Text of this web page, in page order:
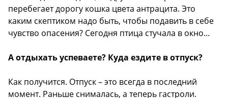
перебегает дорогу кошка цвета антрацита. Это
каким скептиком надо быть, чтобы подавить в себе
чувство опасения? Сегодня птица стучала в окно...
А отдыхать успеваете? Куда ездите в отпуск?
Как получится. Отпуск – это всегда в последний
момент. Раньше снималась, а теперь гастроли.